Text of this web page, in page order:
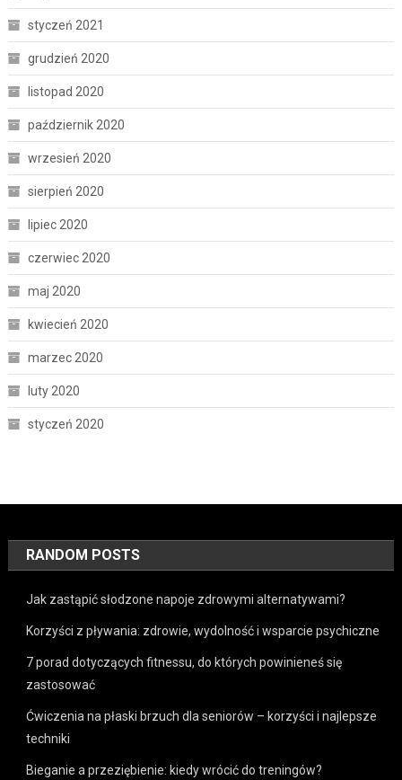
styczeń 2021
grudzień 2020
listopad 2020
październik 2020
wrzesień 2020
sierpień 2020
lipiec 2020
czerwiec 2020
maj 2020
kwiecień 2020
marzec 2020
luty 2020
styczeń 2020
RANDOM POSTS
Jak zastąpić słodzone napoje zdrowymi alternatywami?
Korzyści z pływania: zdrowie, wydolność i wsparcie psychiczne
7 porad dotyczących fitnessu, do których powinieneś się
zastosować
Ćwiczenia na płaski brzuch dla seniorów – korzyści i najlepsze
techniki
Bieganie a przeziębienie: kiedy wrócić do treningów?